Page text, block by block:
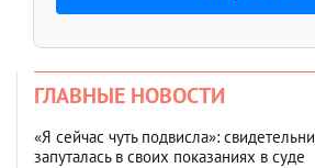
ГЛАВНЫЕ НОВОСТИ
«Я сейчас чуть подвисла»:
запуталась в своих показаниях в суде